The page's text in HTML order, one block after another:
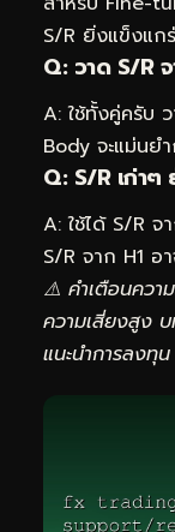
S/R ยิ่งแข็งแก
Q: วาด S/R
A: ใช้ทั้งคู่ครับ
Body จะแม่นย
Q: S/R เก่าๆ
A: ใช้ได้ S/R
S/R จาก H1 อ
⚠️ คำเตือนควา
ความเสี่ยงสูง บ
แนะนำการลงทุน